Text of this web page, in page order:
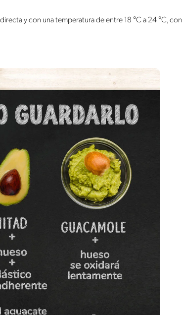
y con una temperatura de entre 18 °C a 24 °C, con